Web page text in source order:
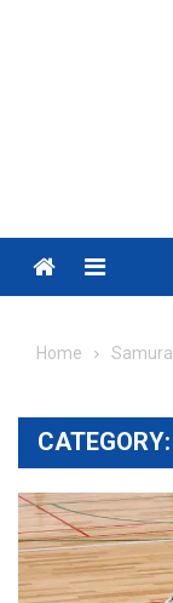
Menu
Home
CATEGORY: